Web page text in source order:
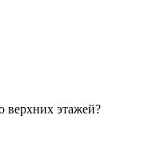
верхних этажей?